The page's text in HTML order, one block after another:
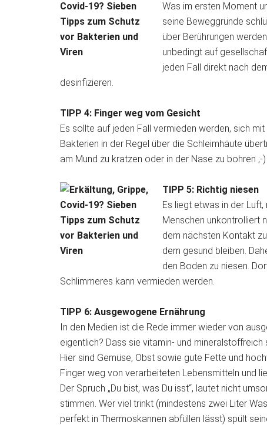
Was im ersten Moment
seine Beweggründe
über Berührungen
unbedingt auf
jeden Fall direkt nach
desinfizieren.
TIPP 4: Finger weg vom Gesicht
Es sollte auf jeden Fall vermieden werden, sich
Bakterien in der Regel über die Schleimhäute
am Mund zu kratzen oder in der Nase zu bohren ;-)
TIPP 5: Richtig niesen
Es liegt etwas in der
Menschen unkontrolliert
dem nächsten Kontakt
dem gesund bleiben.
den Boden zu niesen.
Schlimmeres kann vermieden werden.
TIPP 6: Ausgewogene Ernährung
In den Medien ist die Rede immer wieder von
eigentlich? Dass sie vitamin- und
Hier sind Gemüse, Obst sowie gute Fette und
Finger weg von verarbeiteten Lebensmitteln und
Der Spruch „Du bist, was Du isst“, lautet nicht
stimmen. Wer viel trinkt (mindestens zwei Liter
perfekt in Thermoskannen abfüllen lässt) spült